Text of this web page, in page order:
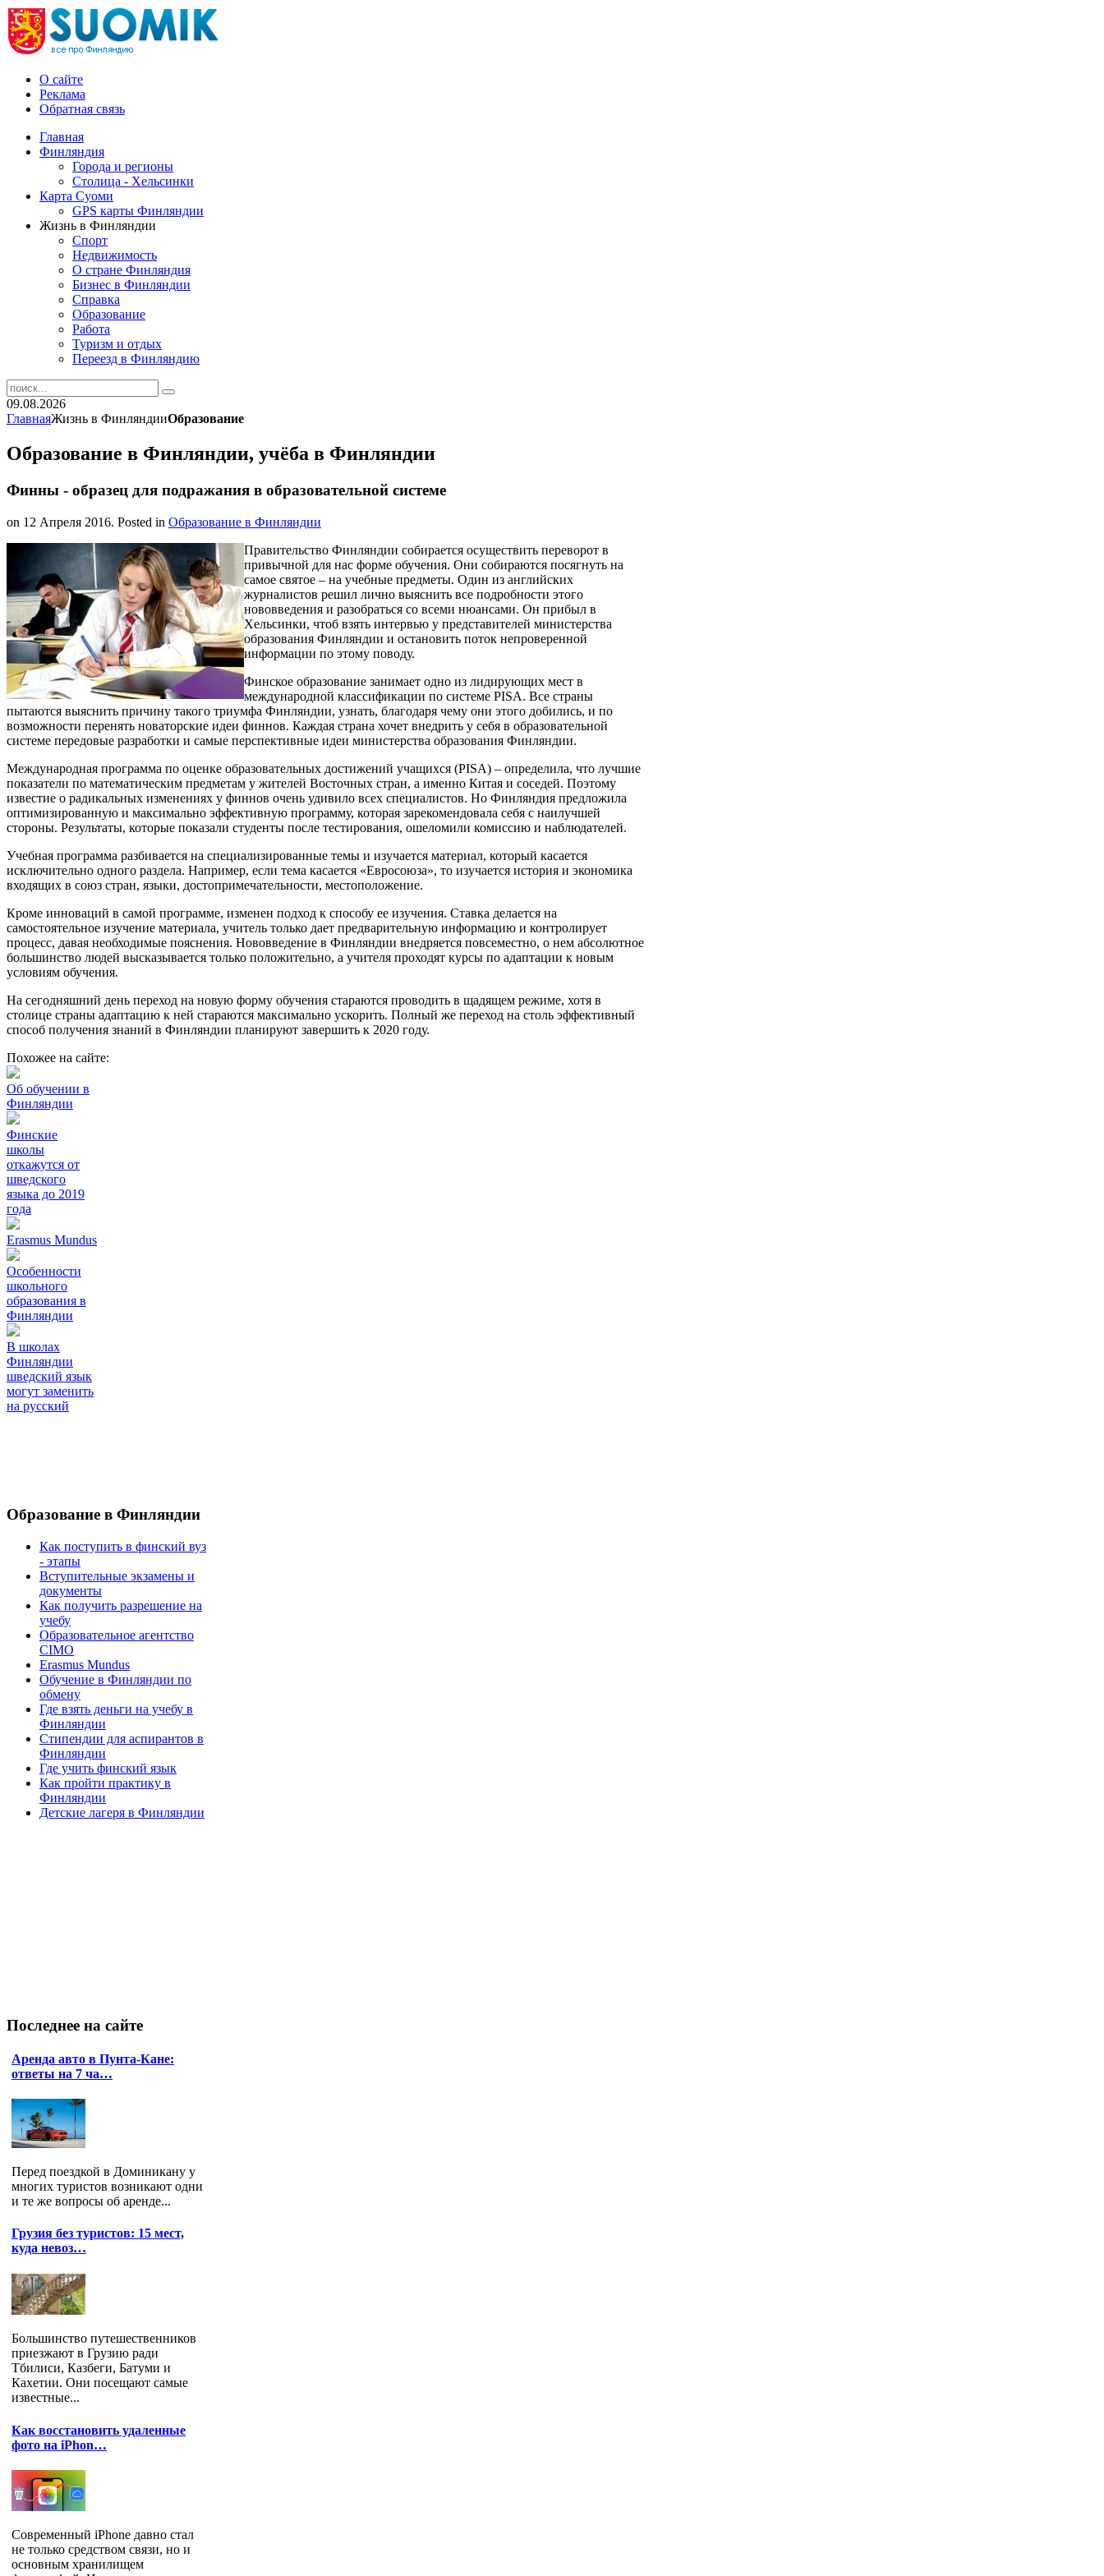
О сайте
Реклама
Обратная связь
Главная
Финляндия
Города и регионы
Столица - Хельсинки
Карта Суоми
GPS карты Финляндии
Жизнь в Финляндии
Спорт
Недвижимость
О стране Финляндия
Бизнес в Финляндии
Справка
Образование
Работа
Туризм и отдых
Переезд в Финляндию
09.08.2026
ГлавнаяЖизнь в ФинляндииОбразование
Образование в Финляндии, учёба в Финляндии
Финны - образец для подражания в образовательной системе
on 12 Апреля 2016. Posted in Образование в Финляндии
Правительство Финляндии собирается осуществить переворот в
привычной для нас форме обучения. Они собираются посягнуть на
самое святое – на учебные предметы. Один из английских
журналистов решил лично выяснить все подробности этого
нововведения и разобраться со всеми нюансами. Он прибыл в
Хельсинки, чтоб взять интервью у представителей министерства
образования Финляндии и остановить поток непроверенной
информации по этому поводу.
Финское образование занимает одно из лидирующих мест в
международной классификации по системе PISA. Все страны
пытаются выяснить причину такого триумфа Финляндии, узнать, благодаря чему они этого добились, и по
возможности перенять новаторские идеи финнов. Каждая страна хочет внедрить у себя в образовательной
системе передовые разработки и самые перспективные идеи министерства образования Финляндии.
Международная программа по оценке образовательных достижений учащихся (PISA) – определила, что лучшие
показатели по математическим предметам у жителей Восточных стран, а именно Китая и соседей. Поэтому
известие о радикальных изменениях у финнов очень удивило всех специалистов. Но Финляндия предложила
оптимизированную и максимально эффективную программу, которая зарекомендовала себя с наилучшей
стороны. Результаты, которые показали студенты после тестирования, ошеломили комиссию и наблюдателей.
Учебная программа разбивается на специализированные темы и изучается материал, который касается
исключительно одного раздела. Например, если тема касается «Евросоюза», то изучается история и экономика
входящих в союз стран, языки, достопримечательности, местоположение.
Кроме инноваций в самой программе, изменен подход к способу ее изучения. Ставка делается на
самостоятельное изучение материала, учитель только дает предварительную информацию и контролирует
процесс, давая необходимые пояснения. Нововведение в Финляндии внедряется повсеместно, о нем абсолютное
большинство людей высказывается только положительно, а учителя проходят курсы по адаптации к новым
условиям обучения.
На сегодняшний день переход на новую форму обучения стараются проводить в щадящем режиме, хотя в
столице страны адаптацию к ней стараются максимально ускорить. Полный же переход на столь эффективный
способ получения знаний в Финляндии планируют завершить к 2020 году.
Похожее на сайте:
Об обучении в
Финляндии
Финские
школы
откажутся от
шведского
языка до 2019
года
Erasmus Mundus
Особенности
школьного
образования в
Финляндии
В школах
Финляндии
шведский язык
могут заменить
на русский
Образование в Финляндии
Как поступить в финский вуз
- этапы
Вступительные экзамены и
документы
Как получить разрешение на
учебу
Образовательное агентство
CIMO
Erasmus Mundus
Обучение в Финляндии по
обмену
Где взять деньги на учебу в
Финляндии
Стипендии для аспирантов в
Финляндии
Где учить финский язык
Как пройти практику в
Финляндии
Детские лагеря в Финляндии
Последнее на сайте
Аренда авто в Пунта-Кане:
ответы на 7 ча…
Перед поездкой в Доминикану у
многих туристов возникают одни
и те же вопросы об аренде...
Грузия без туристов: 15 мест,
куда невоз…
Большинство путешественников
приезжают в Грузию ради
Тбилиси, Казбеги, Батуми и
Кахетии. Они посещают самые
известные...
Как восстановить удаленные
фото на iPhon…
Современный iPhone давно стал
не только средством связи, но и
основным хранилищем